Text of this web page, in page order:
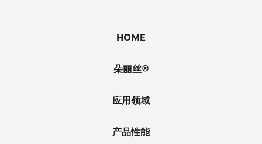
HOME
朵丽丝®
应用领域
产品性能